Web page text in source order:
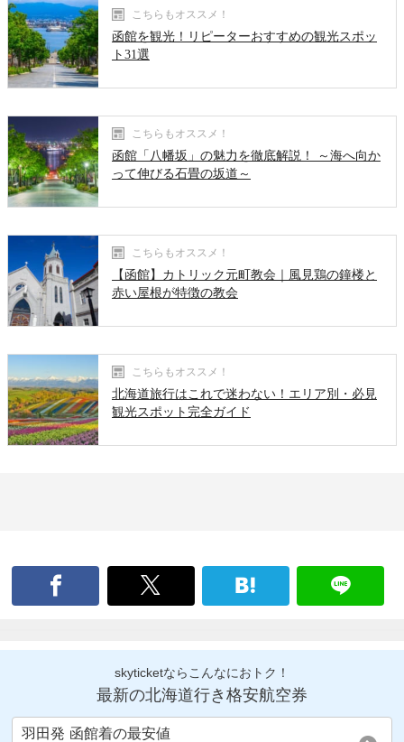
こちらもオススメ！
函館を観光！リピーターおすすめの観光スポッ
ト31選
こちらもオススメ！
函館「八幡坂」の魅力を徹底解説！ ～海へ向か
って伸びる石畳の坂道～
こちらもオススメ！
【函館】カトリック元町教会｜風見鶏の鐘楼と
赤い屋根が特徴の教会
こちらもオススメ！
北海道旅行はこれで迷わない！エリア別・必見
観光スポット完全ガイド
skyticketならこんなにおトク！
最新の北海道行き格安航空券
羽田発 函館着の最安値